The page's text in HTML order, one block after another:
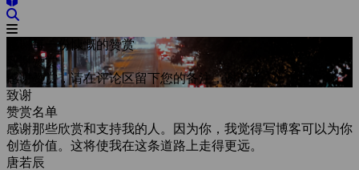
感谢每一份慷慨的赞赏
致谢赞赏
感谢赞赏，请在评论区留下您的备注，谢谢！
致谢
赞赏名单
感谢那些欣赏和支持我的人。因为你，我觉得写博客可以为你
创造价值。这将使我在这条道路上走得更远。
唐若辰